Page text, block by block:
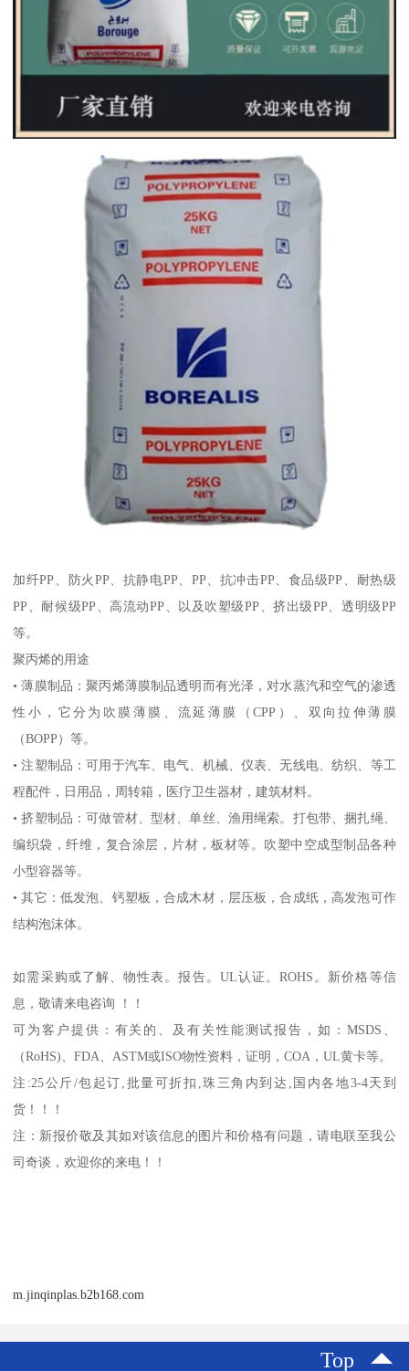
加纤PP 、防火 PP 、抗静电PP PP 、抗冲击PP 、食品级PP 、耐热级
PP 、耐候级PP 、高流动PP 、以及吹塑级PP 、挤出级PP 、透明级PP
等。
聚丙烯的用途
•薄膜制品：聚丙烯薄膜制品透明而有光泽，对水蒸汽和空气的渗透
性小，它分为吹膜薄膜、流延薄膜（CPP ）、双向拉伸薄膜
（BOPP ）等。
•注塑制品：可用于汽车、电气、机械、仪表、无线电、纺织、等工
程配件，日用品，周转箱，医疗卫生器材，建筑材料。
•挤塑制品：可做管材、型材、单丝、渔用绳索。打包带、捆扎绳、
编织袋，纤维，复合涂层，片材，板材等。吹塑中空成型制品各种
小型容器等。
•其它：低发泡、钙塑板，合成木材，层压板，合成纸，高发泡可作
结构泡沫体。
如需采购或了解、物性表。报告。 UL认证。ROHS 。新价格等信
息，敬请来电咨询 ！！
可为客户提供：有关的、及有关性能测试报告，如： MSDS
（RoHS) 、FDA ASTM或ISO物性资料，证明，COA ，UL黄卡等。
注 :25公斤/包起订 批量可折扣 珠三角内到达 国内各地3-4天到
货！！！
注：新报价敬及其如对该信息的图片和价格有问题，请电联至我公
司奇谈，欢迎你的来电！！
m.jinqinplas.b2b168.com
Top